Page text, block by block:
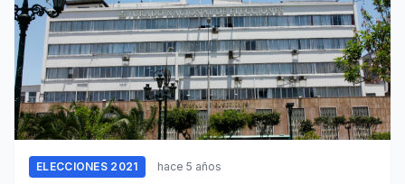
ELECCIONES 2021 hace 5 años